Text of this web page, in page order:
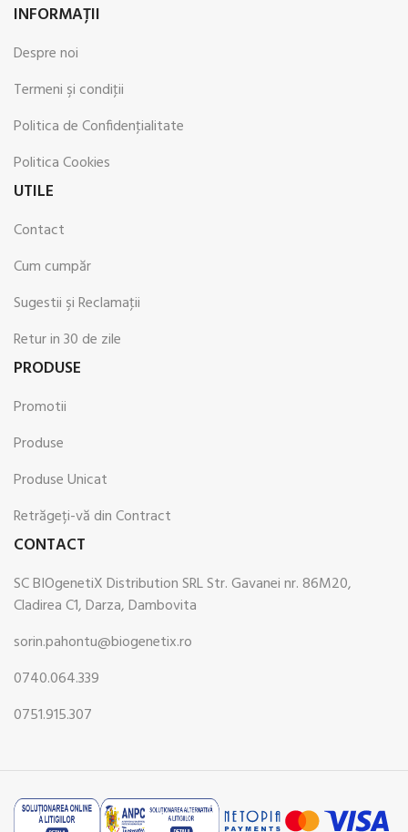
INFORMAŢII
Despre noi
Termeni şi condiţii
Politica de Confidenţialitate
Politica Cookies
UTILE
Contact
Cum cumpăr
Sugestii şi Reclamaţii
Retur in 30 de zile
PRODUSE
Promotii
Produse
Produse Unicat
Retrăgeți-vă din Contract
CONTACT
SC BIOgenetiX Distribution SRL Str. Gavanei nr. 86M20,
Cladirea C1, Darza, Dambovita
sorin.pahontu@biogenetix.ro
0740.064.339
0751.915.307